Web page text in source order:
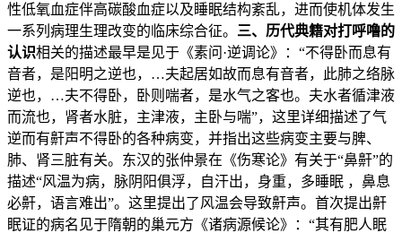
性低氧血症伴高碳酸血症以及睡眠结构紊乱，进而使机体发生
一系列病理生理改变的临床综合征。 三、历代典籍对打呼噜的
认识相关的描述最早是见于《素问·逆调论》：“不得卧而息有
音者，是阳明之逆也，…夫起居如故而息有音者，此肺之络脉
逆也，…夫不得卧，卧则喘者，是水气之客也。夫水者循津液
而流也，肾者水脏，主津液，主卧与喘”，这里详细描述了气
逆而有鼾声不得卧的各种病变，并指出这些病变主要与脾、
肺、肾三脏有关。东汉的张仲景在《伤寒论》有关于“鼻鼾”的
描述“风温为病，脉阴阳俱浮，自汗出，身重，多睡眠 ，鼻息
必鼾，语言难出”。这里提出了风温会导致鼾声。首次提出鼾
眠证的病名见于隋朝的巢元方《诸病源候论》：“其有肥人眠